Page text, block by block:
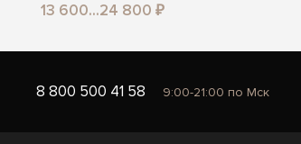
13 600...24 800 ₽
8 800 500 41 58 9:00-21:00 по Мск